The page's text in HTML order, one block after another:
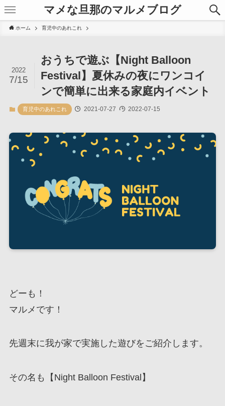
マメな旦那のマルメブログ
ホーム 育児中のあれこれ
おうちで遊ぶ【Night Balloon
Festival】夏休みの夜にワンコイ
ンで簡単に出来る家庭内イベント
2022
7/15
育児中のあれこれ 2021-07-27 2022-07-15
どーも！
マルメです！
先週末に我が家で実施した遊びをご紹介します。
その名も【Night Balloon Festival】